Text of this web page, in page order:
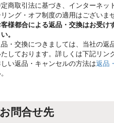
商取引法に基づき、インターネッ
ング・オフ制度の適用はございま
様都合による返品・交換はお受け
。
・交換につきましては、当社の返
しております。詳しくは下記リン
い返品・キャンセルの方法は返品
お問合せ先